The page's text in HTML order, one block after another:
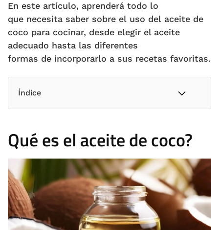
En este artículo, aprenderá todo lo
que necesita saber sobre el uso del aceite de
coco para cocinar, desde elegir el aceite
adecuado hasta las diferentes
formas de incorporarlo a sus recetas favoritas.
Índice
Qué es el aceite de coco?